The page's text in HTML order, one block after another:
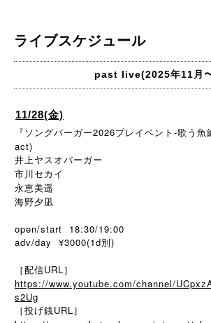
ライブスケジュール
past live(2025年11月
11/28(金)
『ソングバーガー2026プレイベント-歌う魚
act)
井上ヤスオバーガー
市川セカイ
永恵美遥
海野夕凪
open/start 18:30/19:00
adv/day ¥3000(1d別)
［配信URL］
https://www.youtube.com/channel/
s2Ug
［投げ銭URL］